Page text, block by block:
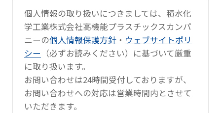
個人情報の取り扱いにつきましては、積水化
学工業株式会社高機能プラスチックスカンパ
ニーの個人情報保護方針・ ウェブサイトポリ
シー （必ずお読みください）に基づいて厳重
に取り扱います。
お問い合わせは24時間受付しておりますが、
お問い合わせへの対応は営業時間内とさせて
いただきます。